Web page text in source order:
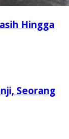
Hingga
Seorang